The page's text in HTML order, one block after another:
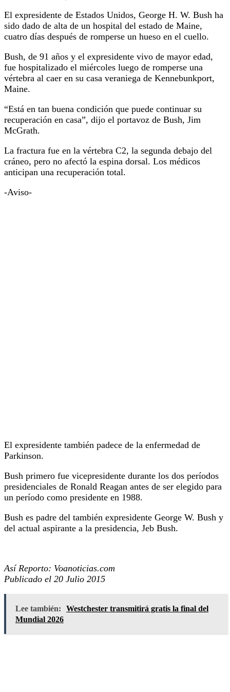
El expresidente de Estados Unidos, George H. W. Bush ha
sido dado de alta de un hospital del estado de Maine,
cuatro días después de romperse un hueso en el cuello.
Bush, de 91 años y el expresidente vivo de mayor edad,
fue hospitalizado el miércoles luego de romperse una
vértebra al caer en su casa veraniega de Kennebunkport,
Maine.
“Está en tan buena condición que puede continuar su
recuperación en casa”, dijo el portavoz de Bush, Jim
McGrath.
La fractura fue en la vértebra C2, la segunda debajo del
cráneo, pero no afectó la espina dorsal. Los médicos
anticipan una recuperación total.
-Aviso-
El expresidente también padece de la enfermedad de
Parkinson.
Bush primero fue vicepresidente durante los dos períodos
presidenciales de Ronald Reagan antes de ser elegido para
un período como presidente en 1988.
Bush es padre del también expresidente George W. Bush y
del actual aspirante a la presidencia, Jeb Bush.
Así Reporto: Voanoticias.com
Publicado el 20 Julio 2015
Lee también:
Westchester transmitirá gratis la final del
Mundial 2026